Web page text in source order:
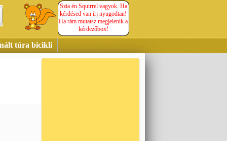
Szia én Squirrel vagyok. Ha
kérdésed van írj nyugodtan!
Ha rám mutatsz megjelenik a
kérdezőbox!
túra bicikli